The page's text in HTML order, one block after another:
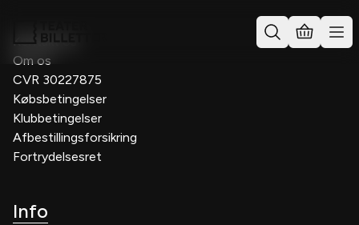
Kontakt os
Om os
CVR 30227875
Købsbetingelser
Klubbetingelser
Afbestillingsforsikring
Fortrydelsesret
Info